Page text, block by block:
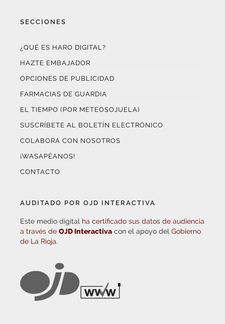
SECCIONES
¿QUÉ ES HARO DIGITAL?
HAZTE EMBAJADOR
OPCIONES DE PUBLICIDAD
FARMACIAS DE GUARDIA
EL TIEMPO (POR METEOSOJUELA)
SUSCRÍBETE AL BOLETÍN ELECTRÓNICO
COLABORA CON NOSOTROS
¡WASAPÉANOS!
CONTACTO
AUDITADO POR OJD INTERACTIVA
Este medio digital ha certificado sus datos de audiencia
a través de OJD Interactiva con el apoyo del Gobierno
de La Rioja.